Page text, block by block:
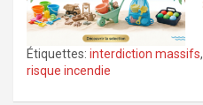
Étiquettes: interdiction massifs,
risque incendie